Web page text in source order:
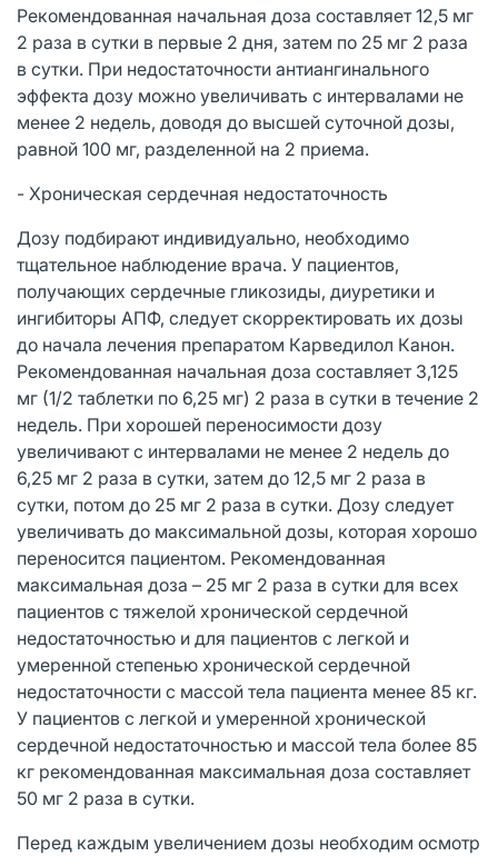
Рекомендованная начальная доза составляет 12,5 мг
2 раза в сутки в первые 2 дня, затем по 25 мг 2 раза
в сутки. При недостаточности антиангинального
эффекта дозу можно увеличивать с интервалами не
менее 2 недель, доводя до высшей суточной дозы,
равной 100 мг, разделенной на 2 приема.
- Хроническая сердечная недостаточность
Дозу подбирают индивидуально, необходимо
тщательное наблюдение врача. У пациентов,
получающих сердечные гликозиды, диуретики и
ингибиторы АПФ, следует скорректировать их дозы
до начала лечения препаратом Карведилол Канон.
Рекомендованная начальная доза составляет 3,125
мг (1/2 таблетки по 6,25 мг) 2 раза в сутки в течение 2
недель. При хорошей переносимости дозу
увеличивают с интервалами не менее 2 недель до
6,25 мг 2 раза в сутки, затем до 12,5 мг 2 раза в
сутки, потом до 25 мг 2 раза в сутки. Дозу следует
увеличивать до максимальной дозы, которая хорошо
переносится пациентом. Рекомендованная
максимальная доза – 25 мг 2 раза в сутки для всех
пациентов с тяжелой хронической сердечной
недостаточностью и для пациентов с легкой и
умеренной степенью хронической сердечной
недостаточности с массой тела пациента менее 85 кг.
У пациентов с легкой и умеренной хронической
сердечной недостаточностью и массой тела более 85
кг рекомендованная максимальная доза составляет
50 мг 2 раза в сутки.
Перед каждым увеличением дозы необходим осмотр